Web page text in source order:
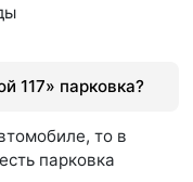
117» парковка?
то в
парковка